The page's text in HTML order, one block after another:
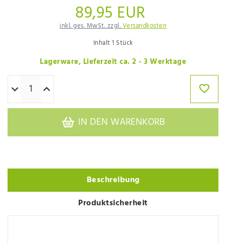
89,95 EUR
inkl. ges. MwSt. zzgl.Versandkosten
Inhalt1 Stück
Lagerware, Lieferzeit ca. 2 - 3 Werktage
IN DEN WARENKORB
Beschreibung
Produktsicherheit